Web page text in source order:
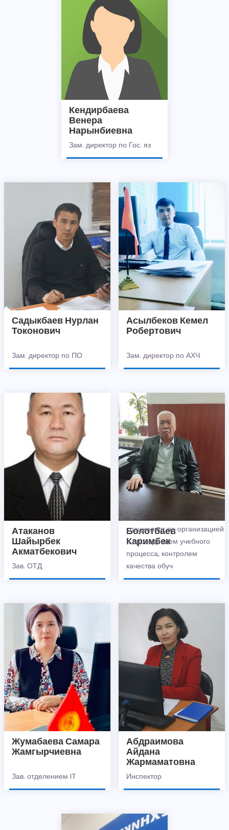
Кендирбаева
Венера
Нарынбиевна
Зам. директор по Гос. яз
Садыкбаев Нурлан
Токонович
Зам. директор по ПО
Асылбеков Кемел
Робертович
Зам. директор по АХЧ
Атаканов
Шайырбек
Акматбекович
Зав. ОТД
Болотбаев
Каримбек
специалист по организацией
и проведением учебного
процесса, контролем
качества обуч
Жумабаева Самара
Жамгырчиевна
Зав. отделением IT
Абдраимова
Айдана
Жармаматовна
Инспектор